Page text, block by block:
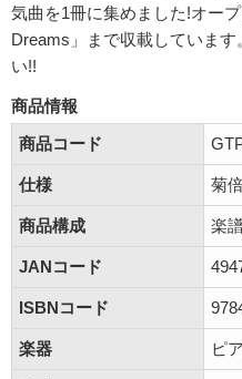
気曲を1冊に集めました!オー
Dreams」まで収載していま
い!!
商品情報
商品コード
仕様 菊
商品構成 楽
JANコード
ISBNコード
楽器 ピ